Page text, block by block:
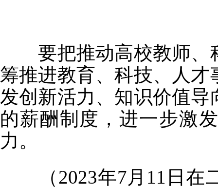
要把推动高校教师、
筹推进教育、科技、人
发创新活力、知识价值
的薪酬制度，进一步激
力。
（2023年7月11日在